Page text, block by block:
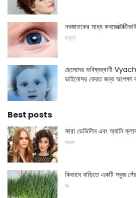
নবজাতকের মধ্যে
মাতৃত্ব
ছেলেদের ভবিষ্যদ্বাণী
ডাইনোসর ফেরত জন্য অপেক্ষা
Best posts
কারা ডেভিলিন এবং অ্যানি
তারকা
কিভাবে বাড়িতে একটি সবুজ
ঘর